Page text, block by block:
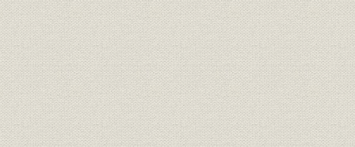
第3節 住宅事業への進出
第4節 新宿三井ビルの建設
第5節 転機を迎えた浚渫埋立事業
第6節 資金調達力の向上と業績